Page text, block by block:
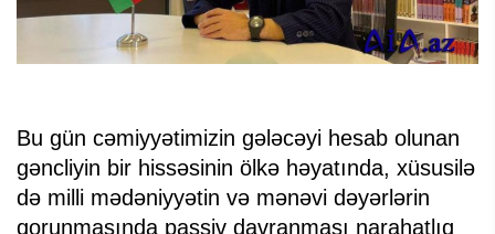
Bu gün cəmiyyətimizin gələcəyi hesab olunan
gəncliyin bir hissəsinin ölkə həyatında, xüsusilə
də milli mədəniyyətin və mənəvi dəyərlərin
qorunmasında passiv davranması narahatlıq